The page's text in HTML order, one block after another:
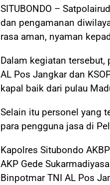
SITUBONDO –
dan pengamanan
rasa aman, nyaman
Dalam kegiatan
AL Pos Jangkar dan
kapal baik dari pulau
Selain itu personel yang
para pengguna jasa di
Kapolres Situbondo
AKP Gede
Binpotmar TNI AL Pos